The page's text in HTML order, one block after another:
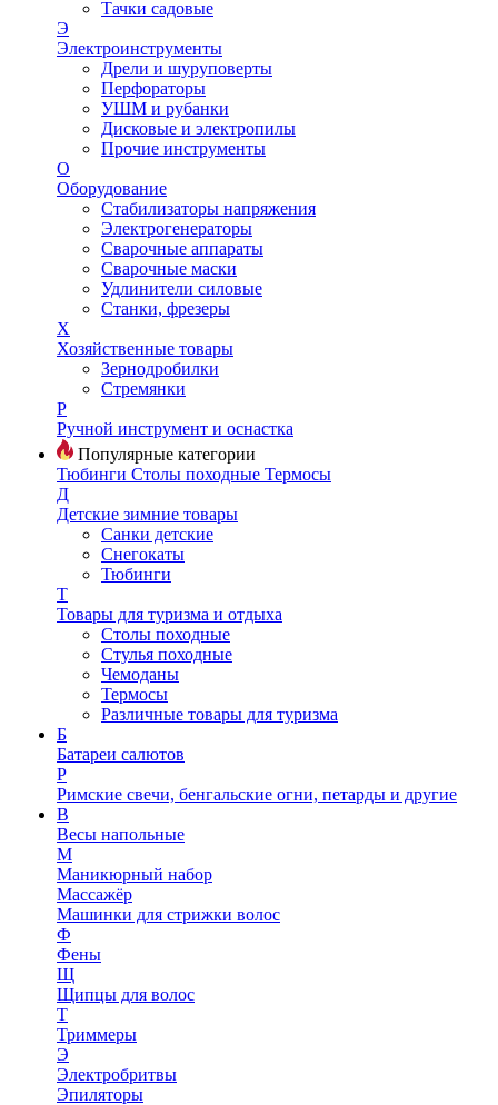
Тачки садовые
Э
Электроинструменты
Дрели и шуруповерты
Перфораторы
УШМ и рубанки
Дисковые и электропилы
Прочие инструменты
О
Оборудование
Стабилизаторы напряжения
Электрогенераторы
Сварочные аппараты
Сварочные маски
Удлинители силовые
Станки, фрезеры
Х
Хозяйственные товары
Зернодробилки
Стремянки
Р
Ручной инструмент и оснастка
Популярные категории
Тюбинги Столы походные Термосы
Д
Детские зимние товары
Санки детские
Снегокаты
Тюбинги
Т
Товары для туризма и отдыха
Столы походные
Стулья походные
Чемоданы
Термосы
Различные товары для туризма
Б
Батареи салютов
Р
Римские свечи, бенгальские огни, петарды и другие
В
Весы напольные
М
Маникюрный набор
Массажёр
Машинки для стрижки волос
Ф
Фены
Щ
Щипцы для волос
Т
Триммеры
Э
Электробритвы
Эпиляторы